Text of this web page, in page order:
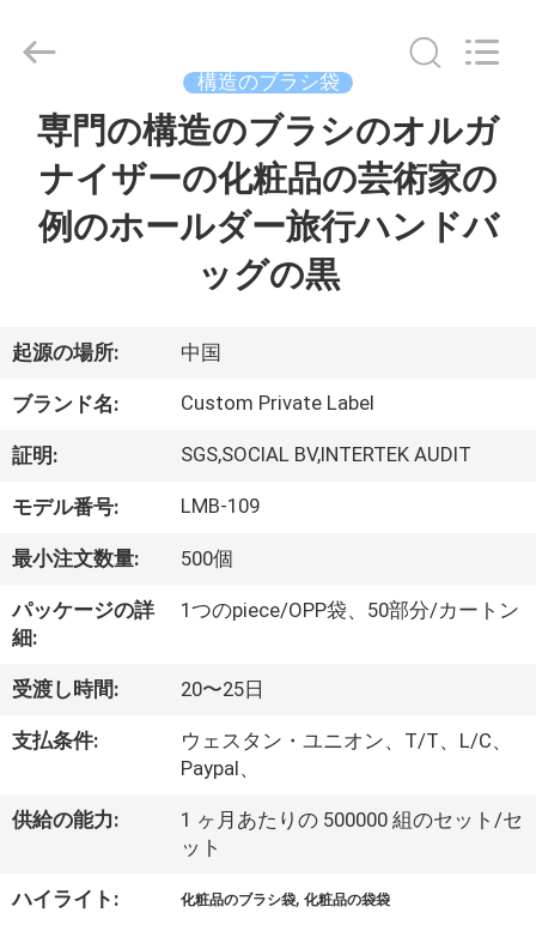
ク
ト
私
達
つ
い
て
工
旅
2017
Chanmy
Cosmetics
Reserved.
構造のブラシ袋
専門の構造のブラシのオルガ
ナイザーの化粧品の芸術家の
例のホールダー旅行ハンドバ
ッグの黒
起源の場所: 中国
ブランド名: Custom Private Label
証明: SGS,SOCIAL BV,INTERTEK AUDIT
モデル番号: LMB-109
最小注文数量: 500個
パッケージの詳
細:
1つのpiece/OPP袋、50部分/カートン
受渡し時間: 20〜25日
支払条件:
ウェスタン・ユニオン、T/T、L/C、
Paypal、
供給の能力:
1 ヶ月あたりの 500000 組のセット/セ
ット
ハイライト: 化粧品のブラシ袋,化粧品の袋袋